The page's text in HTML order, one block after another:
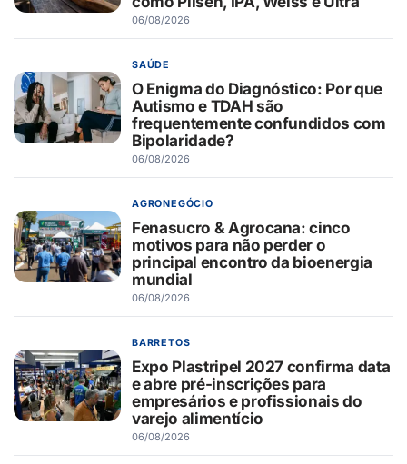
06/08/2026
SAÚDE
O Enigma do Diagnóstico: Por que
Autismo e TDAH são
frequentemente confundidos com
Bipolaridade?
06/08/2026
AGRONEGÓCIO
Fenasucro & Agrocana: cinco
motivos para não perder o
principal encontro da bioenergia
mundial
06/08/2026
BARRETOS
Expo Plastripel 2027 confirma data
e abre pré-inscrições para
empresários e profissionais do
varejo alimentício
06/08/2026